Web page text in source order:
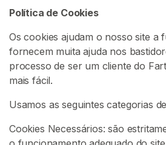
Política de Cookies
Os cookies ajudam o nosso site a
fornecem muita ajuda nos
processo de ser um cliente do
mais fácil.
Usamos as seguintes categorias
Cookies Necessários: são
D
P
u
m
d
r